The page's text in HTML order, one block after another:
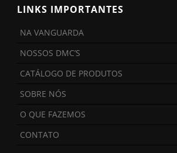
LINKS IMPORTANTES
NA VANGUARDA
NOSSOS DMC’S
CATÁLOGO DE PRODUTOS
SOBRE NÓS
O QUE FAZEMOS
CONTATO